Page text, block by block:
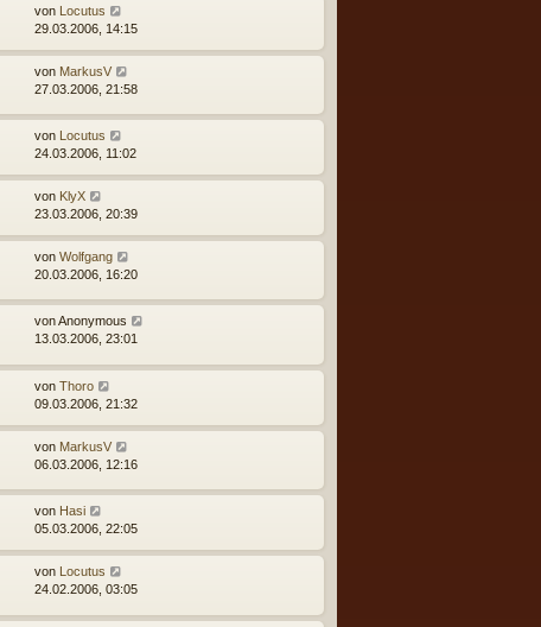
von Locutus
29.03.2006, 14:15
von MarkusV
27.03.2006, 21:58
von Locutus
24.03.2006, 11:02
von KlyX
23.03.2006, 20:39
von Wolfgang
20.03.2006, 16:20
vonAnonymous
13.03.2006, 23:01
von Thoro
09.03.2006, 21:32
von MarkusV
06.03.2006, 12:16
von Hasi
05.03.2006, 22:05
von Locutus
24.02.2006, 03:05